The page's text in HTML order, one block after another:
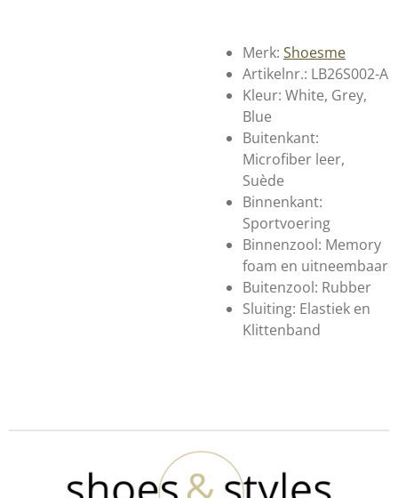
Merk: Shoesme
Artikelnr.: LB26S002-A
Kleur: White, Grey,
Blue
Buitenkant:
Microfiber leer,
Suède
Binnenkant:
Sportvoering
Binnenzool: Memory
foam en uitneembaar
Buitenzool: Rubber
Sluiting: Elastiek en
Klittenband